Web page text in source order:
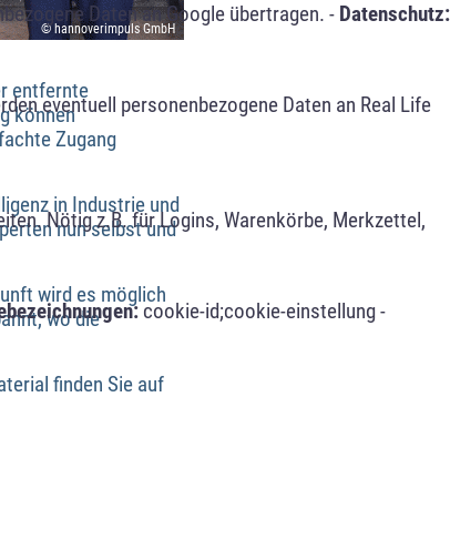
Daten an Google übertragen. - Datenschutz:
eventuell personenbezogene Daten an Real Life
Nötig z.B. für Logins, Warenkörbe, Merkzettel,
cookie-id;cookie-einstellung -
© hannoverimpuls GmbH
entfernte
können
Zugang
in Industrie und
nun selbst und
wird es möglich
wo die
finden Sie auf